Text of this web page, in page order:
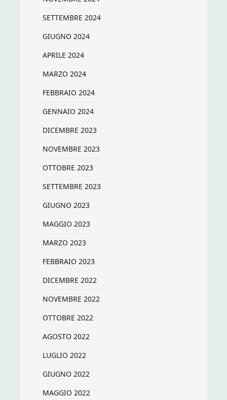
SETTEMBRE 2024
GIUGNO 2024
APRILE 2024
MARZO 2024
FEBBRAIO 2024
GENNAIO 2024
DICEMBRE 2023
NOVEMBRE 2023
OTTOBRE 2023
SETTEMBRE 2023
GIUGNO 2023
MAGGIO 2023
MARZO 2023
FEBBRAIO 2023
DICEMBRE 2022
NOVEMBRE 2022
OTTOBRE 2022
AGOSTO 2022
LUGLIO 2022
GIUGNO 2022
MAGGIO 2022